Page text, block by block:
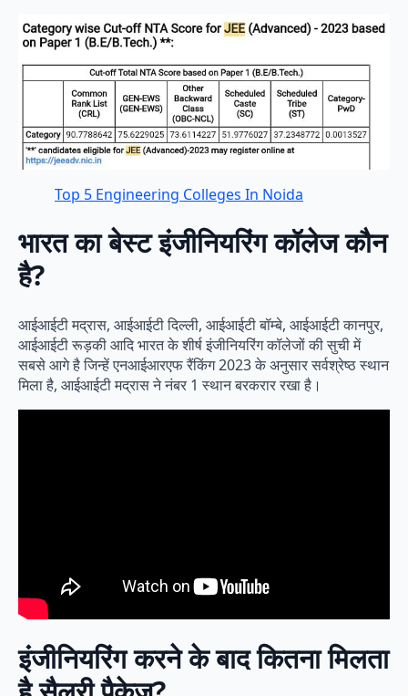
Top 5 Engineering Colleges In Noida
भारत का बेस्ट इंजीनियरिंग कॉलेज कौन
है?
आईआईटी मद्रास, आईआईटी दिल्ली, आईआईटी बॉम्बे, आईआईटी कानपुर,
आईआईटी रूड़की आदि भारत के शीर्ष इंजीनियरिंग कॉलेजों की सुची में
सबसे आगे है जिन्हें एनआईआरएफ रैंकिंग 2023 के अनुसार सर्वश्रेष्ठ स्थान
मिला है, आईआईटी मद्रास ने नंबर 1 स्थान बरकरार रखा है।
इंजीनियरिंग करने के बाद कितना मिलता